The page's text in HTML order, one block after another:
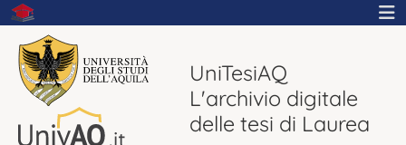
UniTesiAQ
L'archivio digitale
delle tesi di Laurea